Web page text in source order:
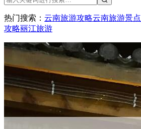
热门搜索： 云南旅游攻略云南旅游景点
攻略丽江旅游